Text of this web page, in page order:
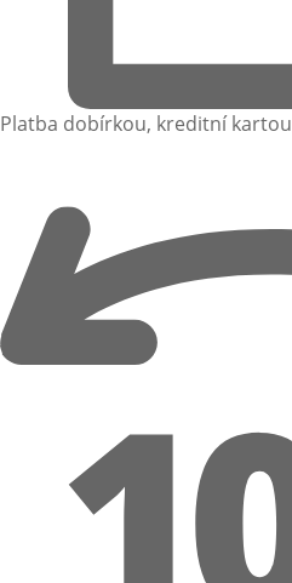
Platba dobírkou, kreditní kartou